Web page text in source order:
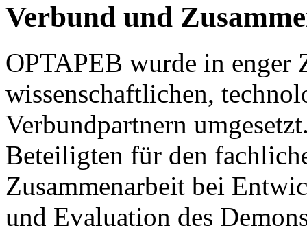
Verbund und
OPTAPEB wurde in enger
wissenschaftlichen,
Verbundpartnern
Beteiligten für den
Zusammenarbeit bei
und Evaluation des